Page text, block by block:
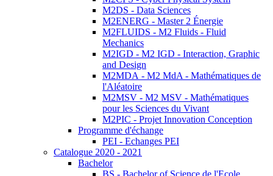
M2DS - Data Sciences
M2ENERG - Master 2 Énergie
M2FLUIDS - M2 Fluids - Fluid
Mechanics
M2IGD - M2 IGD - Interaction, Graphic
and Design
M2MDA - M2 MdA - Mathématiques de
l'Aléatoire
M2MSV - M2 MSV - Mathématiques
pour les Sciences du Vivant
M2PIC - Projet Innovation Conception
Programme d'échange
PEI - Echanges PEI
Catalogue 2020 - 2021
Bachelor
BS - Bachelor of Science de l'Ecole